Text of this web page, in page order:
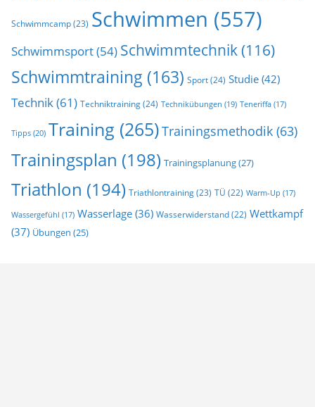
Schwimmcamp(23) Schwimmen (557)
Schwimmsport(54) Schwimmtechnik(116)
Schwimmtraining (163) Sport(24) Studie (42)
Technik(61) Techniktraining(24) Technikübungen (19) Teneriffa (17)
Tipps (20) Training (265)Trainingsmethodik (63)
Trainingsplan (198) Trainingsplanung(27)
Triathlon (194) Triathlontraining(23) TÜ (22) Warm-Up (17)
Wassergefühl (17) Wasserlage (36) Wasserwiderstand(22) Wettkampf
(37) Übungen (25)